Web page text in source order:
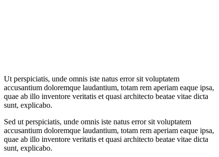
Ut perspiciatis, unde omnis iste natus error sit voluptatem
accusantium doloremque laudantium, totam rem aperiam eaque ipsa,
quae ab illo inventore veritatis et quasi architecto beatae vitae dicta
sunt, explicabo.
Sed ut perspiciatis, unde omnis iste natus error sit voluptatem
accusantium doloremque laudantium, totam rem aperiam eaque ipsa,
quae ab illo inventore veritatis et quasi architecto beatae vitae dicta
sunt, explicabo.